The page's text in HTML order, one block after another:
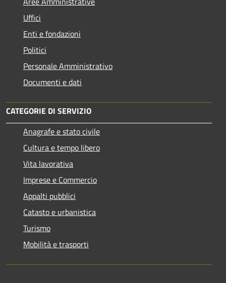
Uffici
Enti e fondazioni
Politici
Personale Amministrativo
Documenti e dati
CATEGORIE DI SERVIZIO
Anagrafe e stato civile
Cultura e tempo libero
Vita lavorativa
Imprese e Commercio
Appalti pubblici
Catasto e urbanistica
Turismo
Mobilità e trasporti